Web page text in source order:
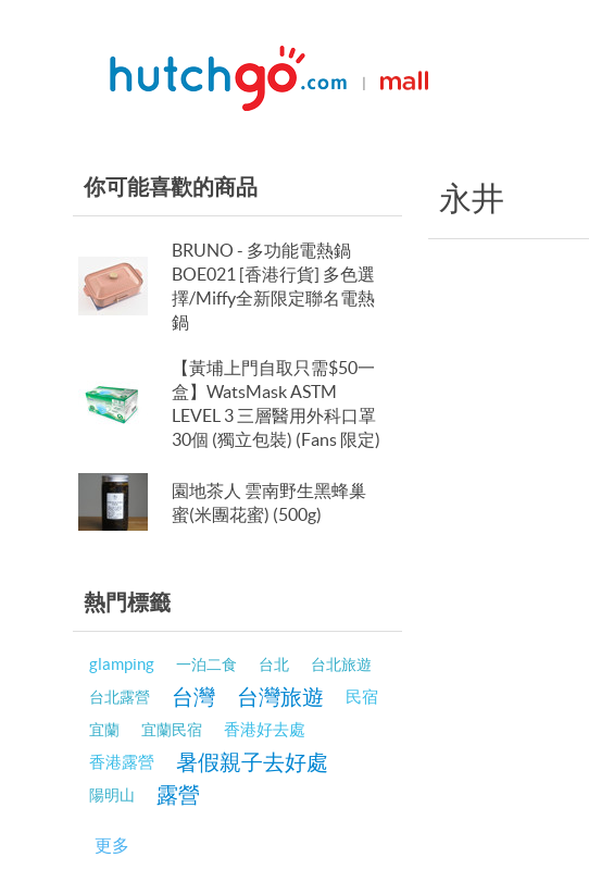
永井
你可能喜歡的商品
BRUNO - 多功能電熱鍋
BOE021 [香港行貨] 多色選
擇/Miffy全新限定聯名電熱
鍋
【黃埔上門自取只需$50一
盒】WatsMask ASTM
LEVEL 3 三層醫用外科口罩
30個 (獨立包裝) (Fans 限定)
園地茶人 雲南野生黑蜂巢
蜜(米團花蜜) (500g)
熱門標籤
glamping 一泊二食 台北
台北旅遊
台北露營
台灣 台灣旅遊 民宿
宜蘭 宜蘭民宿
香港好去處
香港露營
暑假親子去好處
陽明山 露營
更多